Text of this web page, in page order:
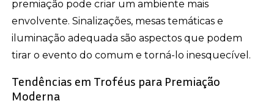
premiação pode criar um ambiente mais
envolvente. Sinalizações, mesas temáticas e
iluminação adequada são aspectos que podem
tirar o evento do comum e torná-lo inesquecível.
Tendências em Troféus para Premiação
Moderna